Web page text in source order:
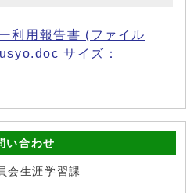
利用報告書 (ファイル
サイズ：
い合わせ
会生涯学習課